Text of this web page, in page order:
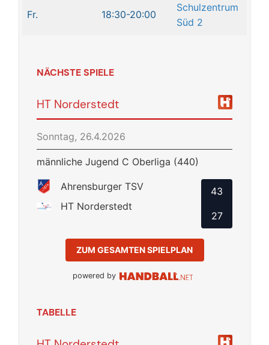
Fr. 18:30-20:00
Schulzentrum
Süd 2
NÄCHSTE SPIELE
HT Norderstedt
Sonntag, 26.4.2026
männliche Jugend C Oberliga (440)
Ahrensburger TSV
HT Norderstedt
43
27
ZUM GESAMTEN SPIELPLAN
powered by
TABELLE